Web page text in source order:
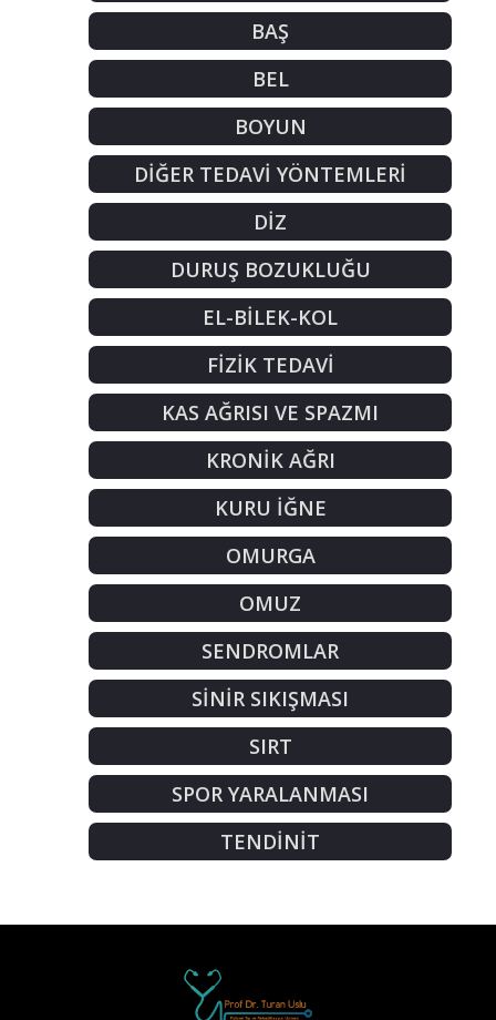
BAŞ
BEL
BOYUN
DİĞER TEDAVİ YÖNTEMLERİ
DİZ
DURUŞ BOZUKLUĞU
EL-BİLEK-KOL
FİZİK TEDAVİ
KAS AĞRISI VE SPAZMI
KRONİK AĞRI
KURU İĞNE
OMURGA
OMUZ
SENDROMLAR
SİNİR SIKIŞMASI
SIRT
SPOR YARALANMASI
TENDİNİT